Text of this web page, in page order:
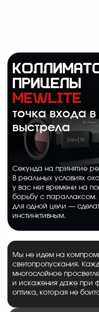
ПРИЦЕЛЫ
MEWLITE
точка входа
выстрела
Секунда на принятие
В реальных условиях
у вас нет времени на
борьбу с параллаксом.
для одной цели —
инстинктивным.
Мы не идем на
светопропускания.
многослойное
и искажения даже при
оптика, которая не